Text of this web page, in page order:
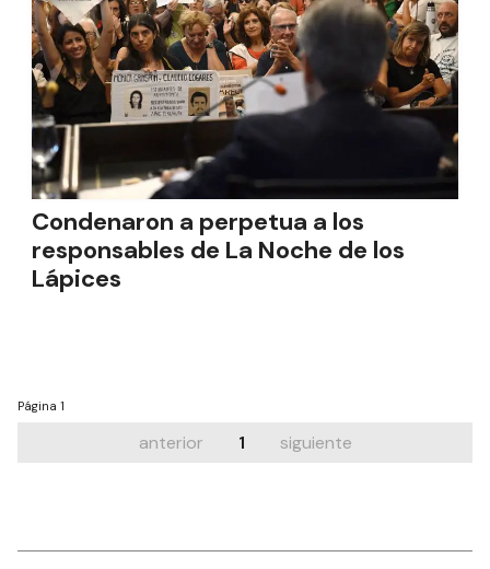
Condenaron a perpetua a los
responsables de La Noche de los
Lápices
Página 1
anterior 1 siguiente